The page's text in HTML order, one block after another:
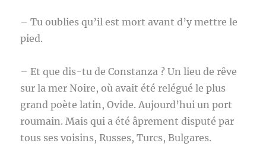
– Tu oublies qu’il est mort avant d’y mettre le
pied.
– Et que dis-tu de Constanza ? Un lieu de rêve
sur la mer Noire, où avait été relégué le plus
grand poète latin, Ovide. Aujourd’hui un port
roumain. Mais qui a été âprement disputé par
tous ses voisins, Russes, Turcs, Bulgares.